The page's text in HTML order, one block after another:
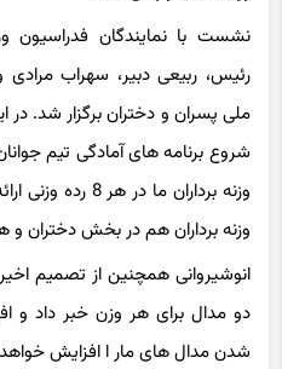
نشست با نمایندگان فدراسیون
رئیس، ربیعی دبیر، سهراب
ملی پسران و دختران برگزار شد. در
شروع برنامه های آمادگی تیم
وزنه برداران ما
وزنه برداران هم در بخش دختران و
انوشیروانی همچنین از تصمیم
دو مدال برای هر وزن خبر داد و
شدن مدال های مار ا افزایش